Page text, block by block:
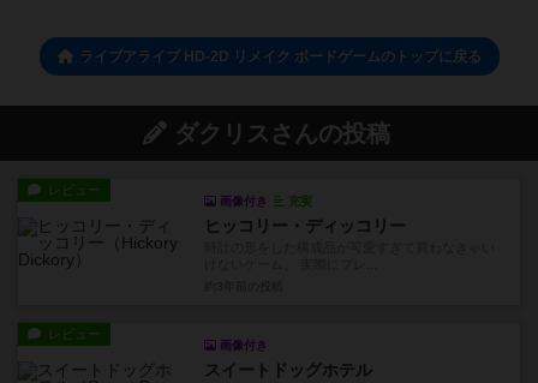
ライブアライブ HD-2D リメイク ボードゲームのトップに戻る
ダクリスさんの投稿
レビュー
画像付き 充実
ヒッコリー・ディッコリー
レビュー
画像付き
スイートドッグホテル